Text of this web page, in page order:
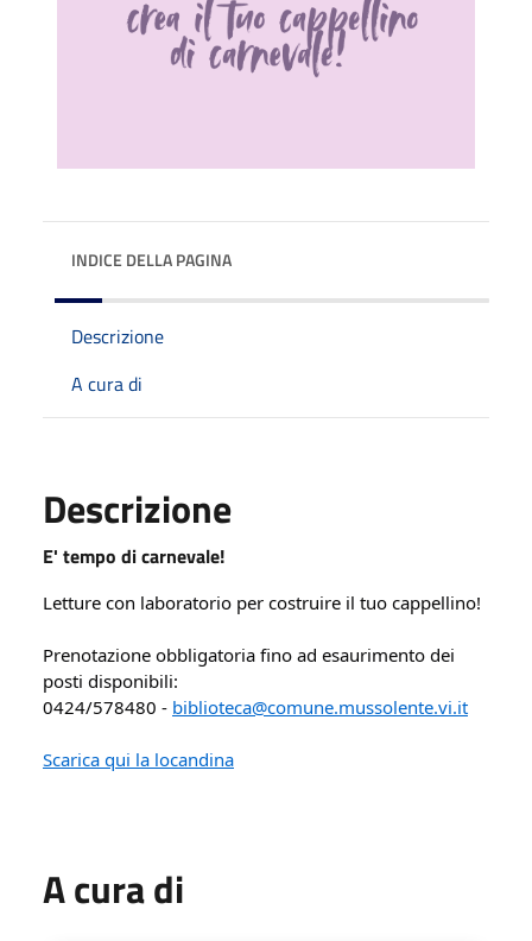
INDICE DELLA PAGINA
Descrizione
A cura di
Descrizione
E' tempo di carnevale!
Letture con laboratorio per costruire il tuo cappellino!
Prenotazione obbligatoria fino ad esaurimento dei
posti disponibili:
0424/578480 - biblioteca@comune.mussolente.vi.it
Scarica qui la locandina
A cura di